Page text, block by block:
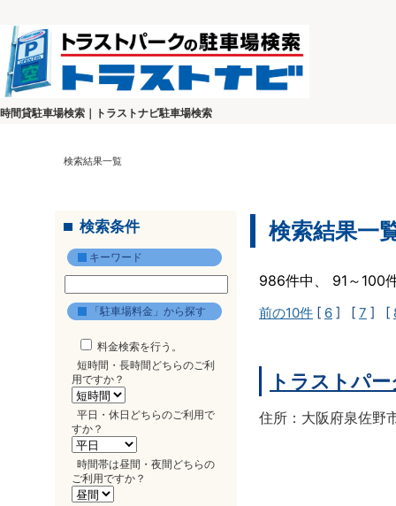
時間貸駐車場検索｜トラストナビ駐車場検索
検索結果一覧
検索条件
キーワード
「駐車場料金」から探す
料金検索を行う。
短時間・長時間どちらのご利
用ですか？
平日・休日どちらのご利用で
すか？
時間帯は昼間・夜間どちらの
ご利用ですか？
検索結果一
986件中、 91～100
前の10件 [ 6 ] [ 7 ] [
トラストパ
住所：大阪府泉佐野